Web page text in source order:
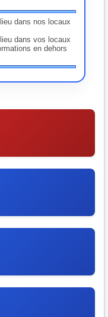
dans nos locaux
dans vos locaux
en dehors